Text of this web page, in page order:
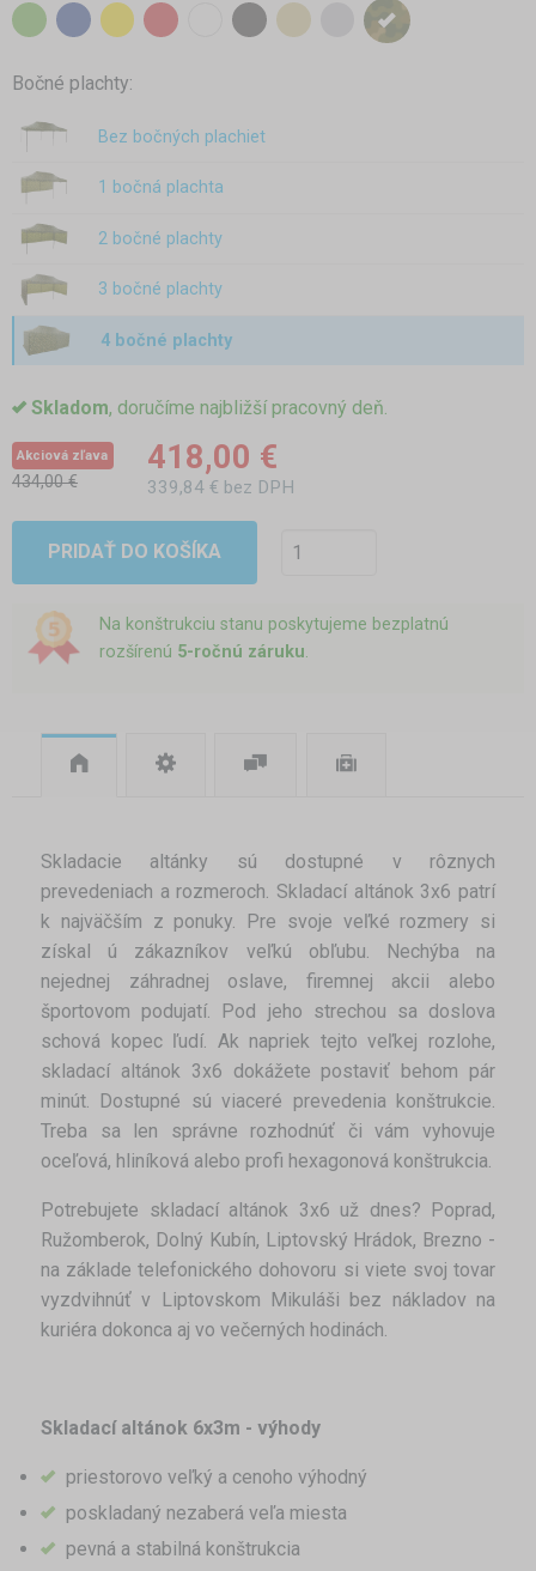
Bočné plachty:
Bez bočných plachiet
1 bočná plachta
2 bočné plachty
3 bočné plachty
4 bočné plachty
Skladom, doručíme najbližší pracovný deň.
Akciová zľava
434,00 €
418,00 €
339,84 € bez DPH
PRIDAŤ DO KOŠÍKA
Na konštrukciu stanu poskytujeme bezplatnú
rozšírenú 5-ročnú záruku.
Skladacie altánky sú dostupné v rôznych
prevedeniach a rozmeroch. Skladací altánok 3x6 patrí
k najväčším z ponuky. Pre svoje veľké rozmery si
získal ú zákazníkov veľkú obľubu. Nechýba na
nejednej záhradnej oslave, firemnej akcii alebo
športovom podujatí. Pod jeho strechou sa doslova
schová kopec ľudí. Ak napriek tejto veľkej rozlohe,
skladací altánok 3x6 dokážete postaviť behom pár
minút. Dostupné sú viaceré prevedenia konštrukcie.
Treba sa len správne rozhodnúť či vám vyhovuje
oceľová, hliníková alebo profi hexagonová konštrukcia.
Potrebujete skladací altánok 3x6 už dnes? Poprad,
Ružomberok, Dolný Kubín, Liptovský Hrádok, Brezno -
na základe telefonického dohovoru si viete svoj tovar
vyzdvihnúť v Liptovskom Mikuláši bez nákladov na
kuriéra dokonca aj vo večerných hodinách.
Skladací altánok 6x3m - výhody
priestorovo veľký a cenoho výhodný
poskladaný nezaberá veľa miesta
pevná a stabilná konštrukcia